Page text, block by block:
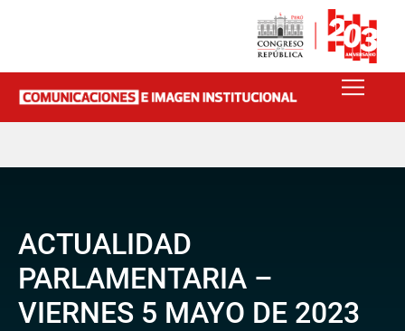
ACTUALIDAD
PARLAMENTARIA –
VIERNES 5 MAYO DE 2023